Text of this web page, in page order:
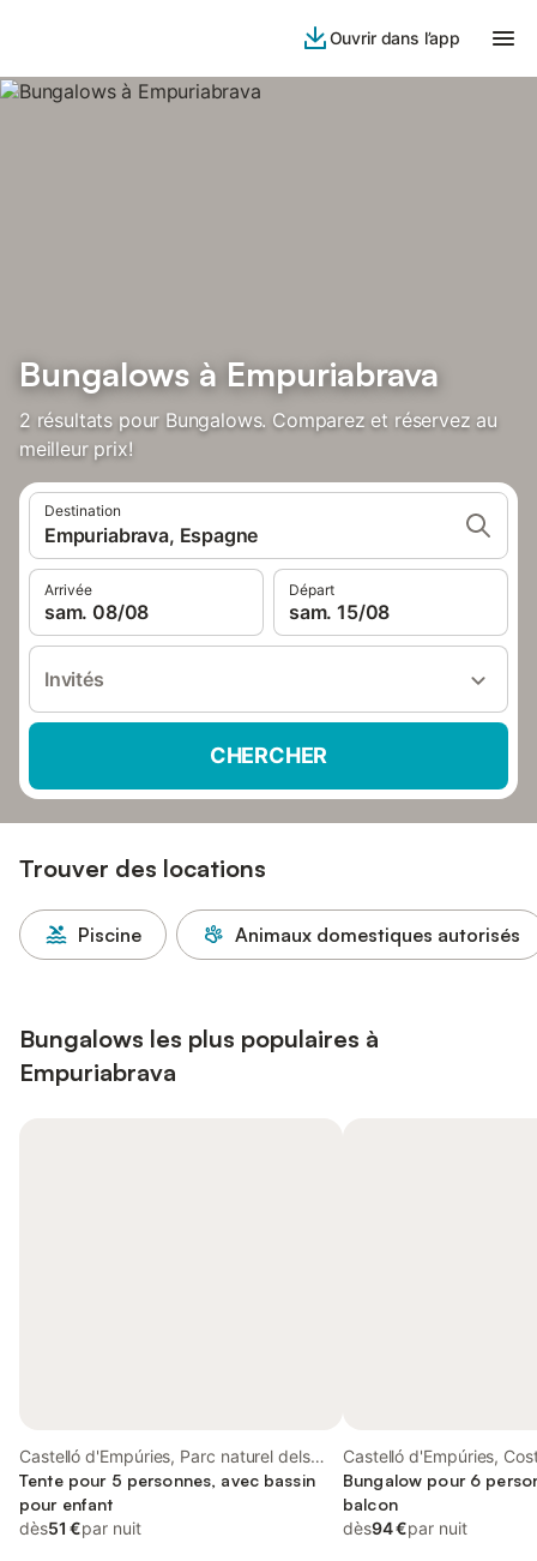
Ouvrir dans l’app
Bungalows à Empuriabrava
2 résultats pour Bungalows. Comparez et réservez au
meilleur prix!
Destination
Empuriabrava, Espagne
Arrivée
sam. 08/08
Départ
sam. 15/08
Invités
CHERCHER
Trouver des locations
Piscine Animaux domestiques autorisés
Bungalows les plus populaires à
Empuriabrava
Castelló d'Empúries, Parc naturel dels
Aiguamolls de l'Empordà
Tente pour 5 personnes, avec bassin
pour enfant
dès51 €par nuit
Castelló d'Empúries,
Bungalow pour 6
balcon
dès94 €par nuit